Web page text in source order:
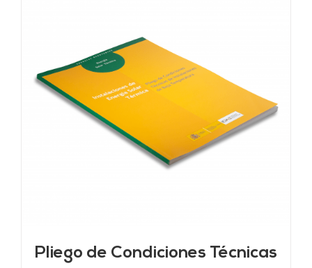
Pliego de Condiciones Técnicas